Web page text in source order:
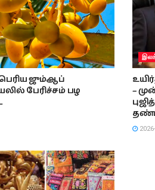
ஜும்ஆப்
பேரிச்சம் பழ
–